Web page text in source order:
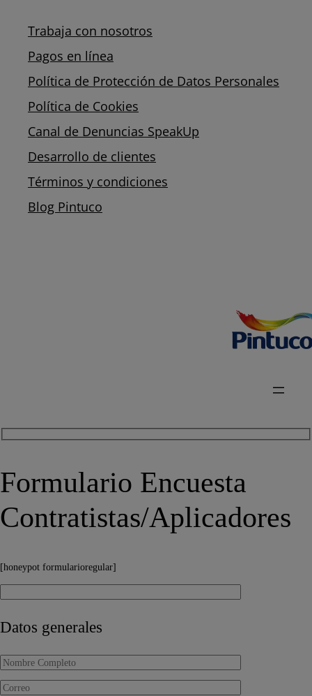
Trabaja con nosotros
Pagos en línea
Política de Protección de Datos Personales
Política de Cookies
Canal de Denuncias SpeakUp
Desarrollo de clientes
Términos y condiciones
Blog Pintuco
Formulario Encuesta
Contratistas/Aplicadores
[honeypot formularioregular]
Datos generales